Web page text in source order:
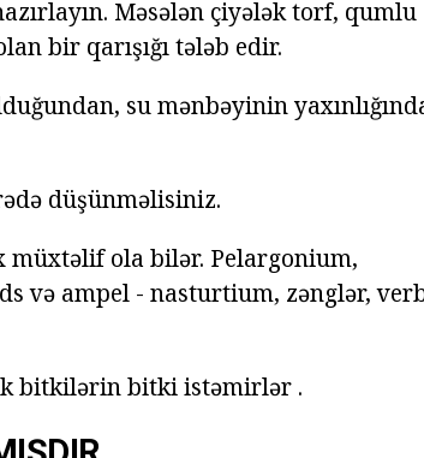
Məsələn çiyələk torf, qumlu
bir qarışığı tələb edir.
su mənbəyinin
düşünməlisiniz.
müxtəlif ola bilər. Pelargonium,
və ampel - nasturtium, zənglər,
bitkilərin bitki istəmirlər .